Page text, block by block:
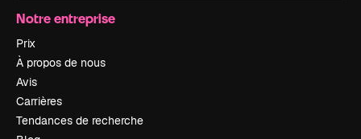
Notre entreprise
Prix
À propos de nous
Avis
Carrières
Tendances de recherche